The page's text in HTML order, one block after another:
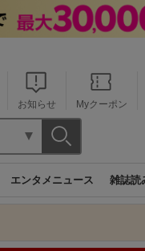
お知らせ Myクーポン
エンタメニュース 雑誌読